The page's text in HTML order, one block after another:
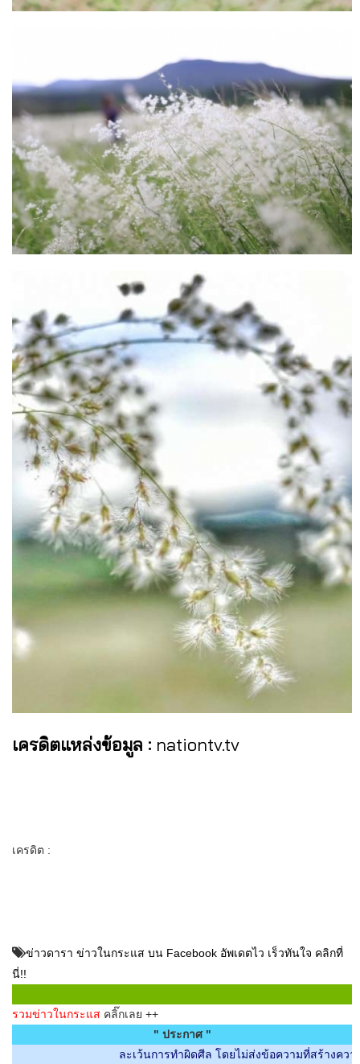
เครดิตแหล่งข้อมูล : nationtv.tv
เครดิต :
ข่าวดารา ข่าวในกระแส บน Facebook อัพเดตไว เร็วทันใจ คลิกที่
นี่!!
รวมข่าวในกระแส คลิ๊กเลย ++
" ประกาศ "
ละเว้นการทำผิดศีล โดยไม่ส่งข้อความที่สร้างความไม่สบ